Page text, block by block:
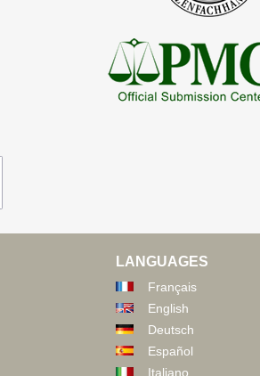
LANGUAGES
Français
English
Deutsch
Español
Italiano